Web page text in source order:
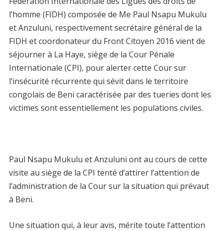
l’homme (FIDH) composée de Me Paul Nsapu Mukulu
et Anzuluni, respectivement secrétaire général de la
FIDH et coordonateur du Front Citoyen 2016 vient de
séjourner à La Haye, siège de la Cour Pénale
Internationale (CPI), pour alerter cette Cour sur
l’insécurité récurrente qui sévit dans le territoire
congolais de Beni caractérisée par des tueries dont les
victimes sont essentiellement les populations civiles.
Paul Nsapu Mukulu et Anzuluni ont au cours de cette
visite au siège de la CPI tenté d’attirer l’attention de
l’administration de la Cour sur la situation qui prévaut
à Beni.
Une situation qui, à leur avis, mérite toute l’attention